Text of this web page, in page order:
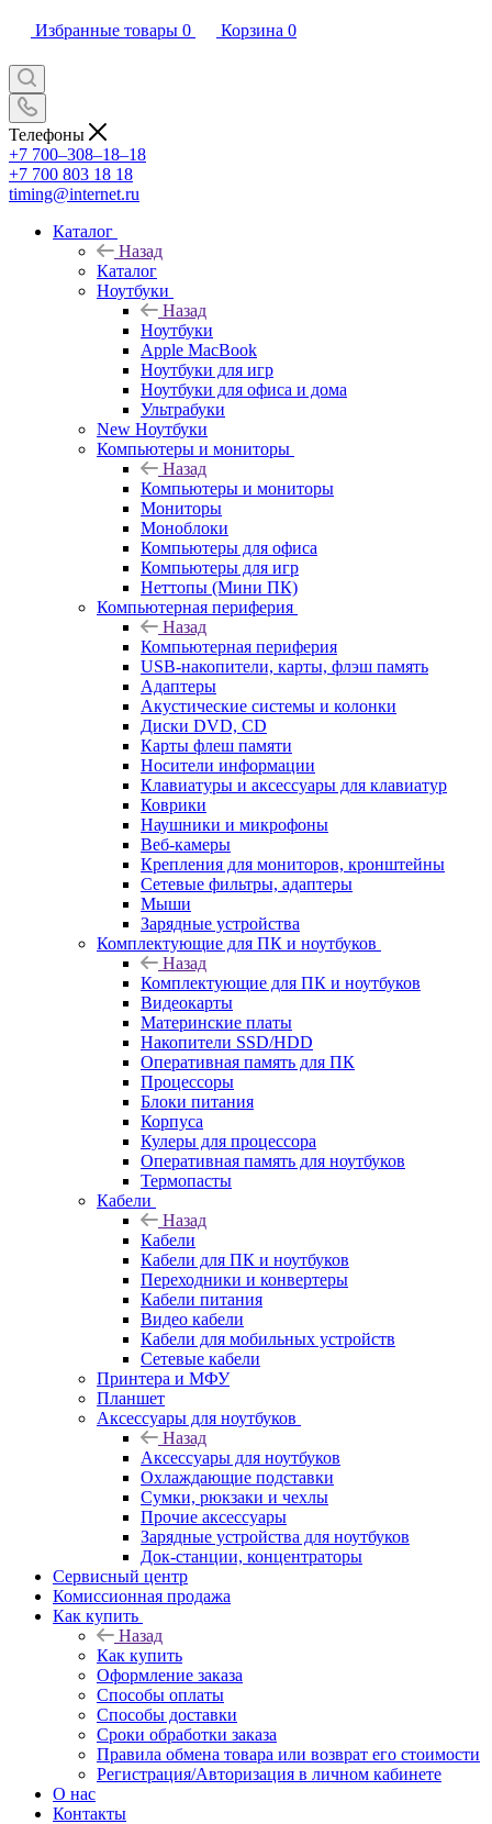
Избранные товары 0 Корзина 0
Телефоны
+7 700‒308‒18‒18
+7 700 803 18 18
timing@internet.ru
Каталог
Назад
Каталог
Ноутбуки
Назад
Ноутбуки
Apple MacBook
Ноутбуки для игр
Ноутбуки для офиса и дома
Ультрабуки
New Ноутбуки
Компьютеры и мониторы
Назад
Компьютеры и мониторы
Мониторы
Моноблоки
Компьютеры для офиса
Компьютеры для игр
Неттопы (Мини ПК)
Компьютерная периферия
Назад
Компьютерная периферия
USB-накопители, карты, флэш память
Адаптеры
Акустические системы и колонки
Диски DVD, CD
Карты флеш памяти
Носители информации
Клавиатуры и аксессуары для клавиатур
Коврики
Наушники и микрофоны
Веб-камеры
Крепления для мониторов, кронштейны
Сетевые фильтры, адаптеры
Мыши
Зарядные устройства
Комплектующие для ПК и ноутбуков
Назад
Комплектующие для ПК и ноутбуков
Видеокарты
Материнские платы
Накопители SSD/HDD
Оперативная память для ПК
Процессоры
Блоки питания
Корпуса
Кулеры для процессора
Оперативная память для ноутбуков
Термопасты
Кабели
Назад
Кабели
Кабели для ПК и ноутбуков
Переходники и конвертеры
Кабели питания
Видео кабели
Кабели для мобильных устройств
Сетевые кабели
Принтера и МФУ
Планшет
Аксессуары для ноутбуков
Назад
Аксессуары для ноутбуков
Охлаждающие подставки
Сумки, рюкзаки и чехлы
Прочие аксессуары
Зарядные устройства для ноутбуков
Док-станции, концентраторы
Сервисный центр
Комиссионная продажа
Как купить
Назад
Как купить
Оформление заказа
Способы оплаты
Способы доставки
Сроки обработки заказа
Правила обмена товара или возврат его стоимости
Регистрация/Авторизация в личном кабинете
О нас
Контакты